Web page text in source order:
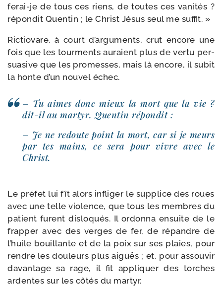
ferai-​je de tous ces riens, de toutes ces vani­tés ?
répon­dit Quentin ; le Christ Jésus seul me suffit. »
Rictiovare, à court d’arguments, crut encore une
fois que les tour­ments auraient plus de ver­tu per­
sua­sive que les pro­messes, mais là encore, il subit
la honte d’un nou­vel échec.
– Tu aimes donc mieux la mort que la vie ?
dit-​il au mar­tyr. Quentin répondit :
– Je ne redoute point la mort, car si je meurs
par tes mains, ce sera pour vivre avec le
Christ.
Le pré­fet lui fît alors infli­ger le sup­plice des roues
avec une telle vio­lence, que tous les membres du
patient furent dis­lo­qués. Il ordon­na ensuite de le
frap­per avec des verges de fer, de répandre de
l’huile bouillante et de la poix sur ses plaies, pour
rendre les dou­leurs plus aiguës ; et, pour assou­vir
davan­tage sa rage, il fit appli­quer des torches
ardentes sur les côtés du martyr.